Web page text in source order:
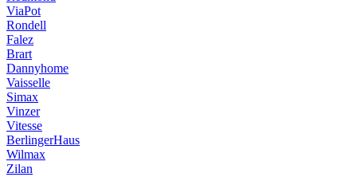
ViaPot
Rondell
Falez
Brart
Dannyhome
Vaisselle
Simax
Vinzer
Vitesse
BerlingerHaus
Wilmax
Zilan